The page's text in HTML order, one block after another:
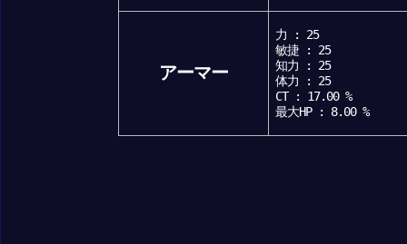
アーマー
力 : 25
敏捷 : 25
知力 : 25
体力 : 25
CT : 17.00 %
最大HP : 8.00 %